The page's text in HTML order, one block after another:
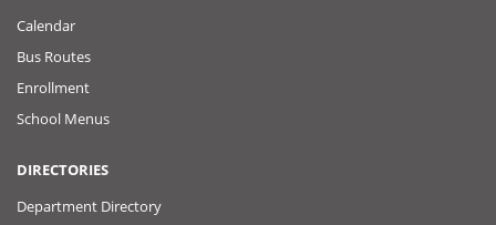
Calendar
Bus Routes
Enrollment
School Menus
DIRECTORIES
Department Directory